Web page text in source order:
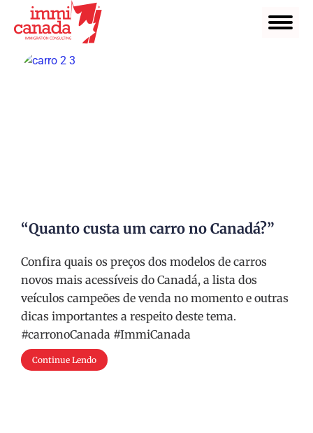
“Quanto custa um carro no Canadá?”
Confira quais os preços dos modelos de carros
novos mais acessíveis do Canadá, a lista dos
veículos campeões de venda no momento e outras
dicas importantes a respeito deste tema.
#carronoCanada #ImmiCanada
Continue Lendo